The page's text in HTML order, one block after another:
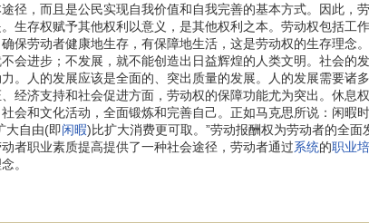
，而且是公民实现自我价值和自我完善的基本方式。因此，
生存权赋予其他权利以意义，是其他权利之本。劳动权包括
保劳动者健康地生存，有保障地生活，这是劳动权的生存理念
会进步；不发展，就不能创造出日益辉煌的人类文明。社会的
。人的发展应该是全面的、突出质量的发展。人的发展需要
经济支持和社会促进方面，劳动权的保障功能尤为突出。休
会和文化活动，全面锻炼和完善自己。正如马克思所说：闲暇
大自由(即闲暇)比扩大消费更可取。”劳动报酬权为劳动者的全
者职业素质提高提供了一种社会途径，劳动者通过系统的职业
。